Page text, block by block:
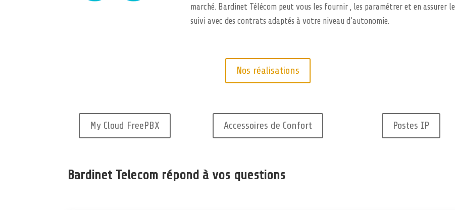
marché. Bardinet Télécom peut vous les fournir , les paramétrer et en assurer le
suivi avec des contrats adaptés à votre niveau d’autonomie.
Nos réalisations
My Cloud FreePBX Accessoires de Confort Postes IP
Bardinet Telecom répond à vos questions